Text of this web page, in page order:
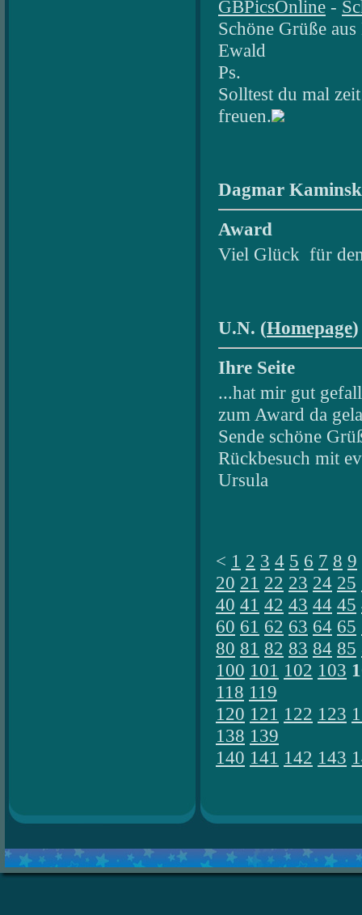
GBPicsOnline -
Schöne Grüße
Ewald
Ps.
Solltest du mal
freuen.
Dagmar
Award
Viel Glück für
U.N. (Homepage)
Ihre Seite
...hat mir gut
zum Award da
Sende schöne
Rückbesuch mit
Ursula
< 1 2 3 4 5 6 7 8 9
20 21 22 23 24 25
40 41 42 43 44 45
60 61 62 63 64 65
80 81 82 83 84 85
100 101 102 103
118 119
120 121 122 123
138 139
140 141 142 143